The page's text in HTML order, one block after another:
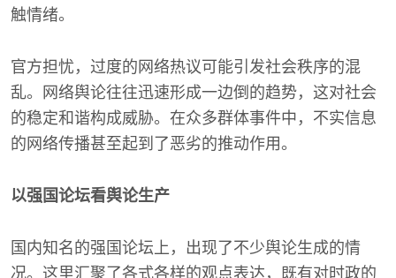
触情绪。
官方担忧，过度的网络热议可能引发社会秩序的混
乱。网络舆论往往迅速形成一边倒的趋势，这对社会
的稳定和谐构成威胁。在众多群体事件中，不实信息
的网络传播甚至起到了恶劣的推动作用。
以强国论坛看舆论生产
国内知名的强国论坛上，出现了不少舆论生成的情
况。这里汇聚了各式各样的观点表达，既有对时政的